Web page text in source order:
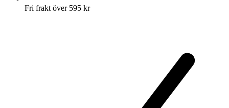
Fri frakt över 595 kr